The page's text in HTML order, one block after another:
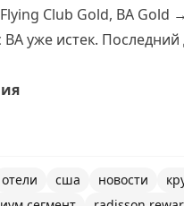
Club Gold, BA
BA уже истек.
отели сша новости